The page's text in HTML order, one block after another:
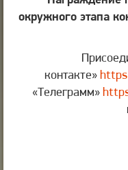
окружного этапа
контакте»
«Телеграмм»